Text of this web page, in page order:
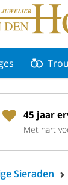
45 jaar
Met hart
Sieraden